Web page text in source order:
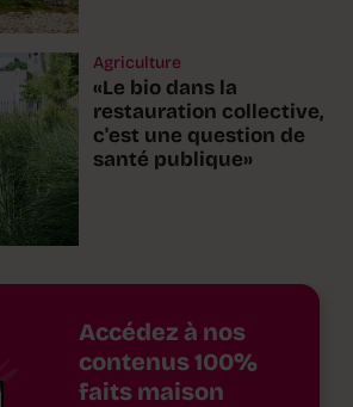
Agriculture
«Le bio dans la
restauration collective,
c'est une question de
santé publique»
Accédez à nos
contenus 100%
faits maison